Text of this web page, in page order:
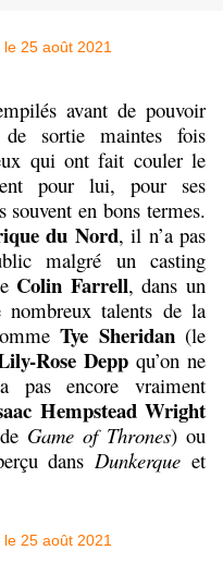
avant de pouvoir
de sortie maintes fois
qui ont fait couler le
pour lui, pour ses
souvent en bons termes.
du Nord, il n’a pas
malgré un casting
Colin Farrell, dans un
talents de la
Tye Sheridan(le
Rose Depp qu’on ne
pas encore vraiment
Hempstead Wright
de Game of Thrones) ou
dansDunkerqueet